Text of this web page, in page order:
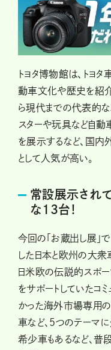
トヨタ博物館は、トヨ
動車文化や歴史を紹
ら現代までの代表的
スターや玩具など自
を展示するなど、国
として人気が高い。
常設展示され
な13台！
今回の「お蔵出し展」
した日本と欧州の大
日米欧の伝説的スポー
をサポートしていたコ
かった海外市場専用
車など、5つのテーマ
希少車もあるなど、